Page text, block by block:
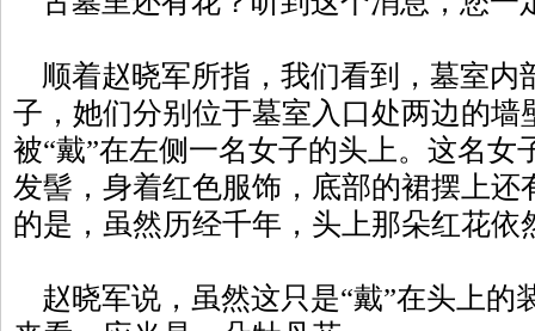
顺着赵晓军所指，我们看到，墓室内
子，她们分别位于墓室入口处两边的墙
被“戴”在左侧一名女子的头上。这名女
发髻，身着红色服饰，底部的裙摆上还
的是，虽然历经千年，头上那朵红花依
赵晓军说，虽然这只是“戴”在头上的